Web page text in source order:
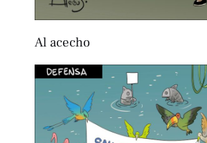
Al acecho